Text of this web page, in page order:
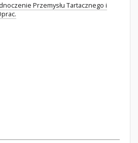
Przemysłu Tartacznego i